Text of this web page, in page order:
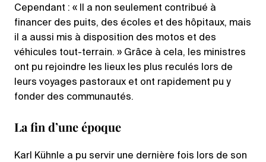
Cependant : « Il a non seulement contribué à
financer des puits, des écoles et des hôpitaux, mais
il a aussi mis à disposition des motos et des
véhicules tout-terrain. » Grâce à cela, les ministres
ont pu rejoindre les lieux les plus reculés lors de
leurs voyages pastoraux et ont rapidement pu y
fonder des communautés.
La fin d’une époque
Karl Kühnle a pu servir une dernière fois lors de son